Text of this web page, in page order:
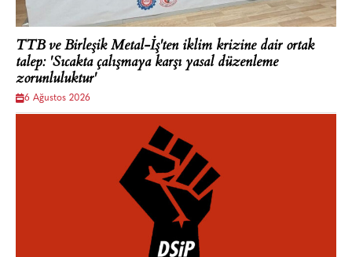
TTB ve Birleşik Metal-İş'ten iklim krizine dair ortak
talep: 'Sıcakta çalışmaya karşı yasal düzenleme
zorunluluktur'
6 Ağustos 2026